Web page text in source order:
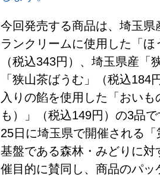
今回発売する商品は、埼玉
ランクリームに使用した「
（税込343円）、埼玉県産
「狭山茶ばうむ」（税込
入りの餡を使用した「おい
も）」（税込149円）の3品
25日に埼玉県で開催される
基盤である森林・みどりに
催目的に賛同し、商品のパ